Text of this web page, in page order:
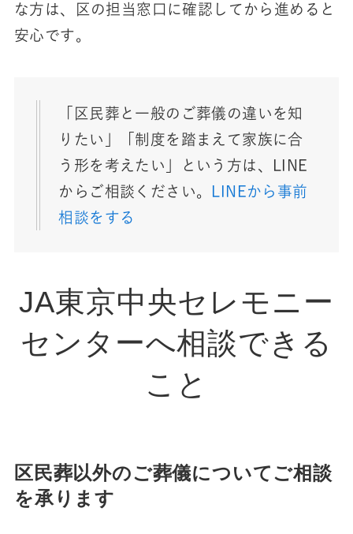
な方は、区の担当窓口に確認してから進めると
安心です。
「区民葬と一般のご葬儀の違いを知
りたい」「制度を踏まえて家族に合
う形を考えたい」という方は、LINE
からご相談ください。
LINEから事前
相談をする
JA東京中央セレモニー
センターへ相談できる
こと
区民葬以外のご葬儀についてご相談
を承ります